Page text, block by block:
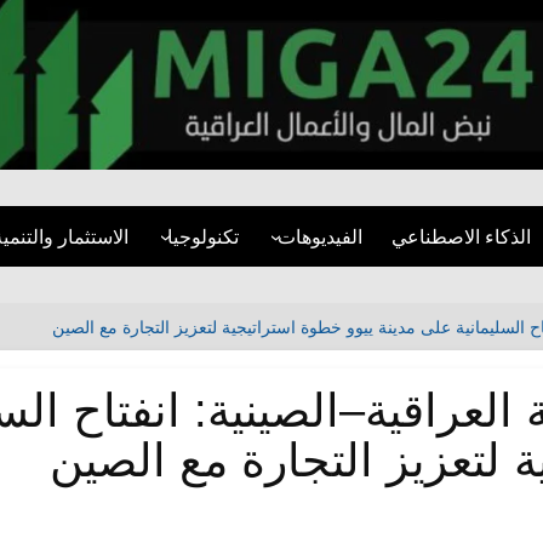
miga24.com
الذكاء الاصطناعي الفيديوهات
مقابلات
تكنولوجيا
تطبيقات
الاستثمار
المشاريع التنموية
التنمية
السليمانية على مدينة ييوو خطوة استراتيجية لتعزيز التجارة مع الصين
انفتاح
لتعزيز التجارة مع الصين